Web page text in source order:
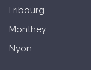
Fribourg
Monthey
Nyon